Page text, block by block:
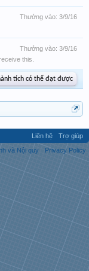
Thưởng vào: 3/9/16
Thưởng vào: 3/9/16
this.
tích có thể đạt được
Liên hệ
Trợ giúp
và Nội quy
Privacy Policy